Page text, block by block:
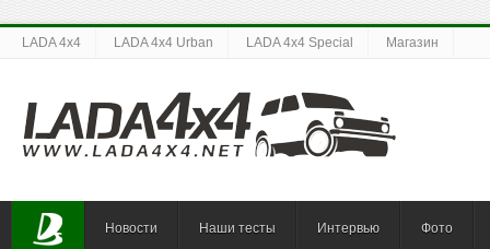
LADA 4x4 LADA 4x4 Urban LADA 4x4 Special Магазин
Новости Наши тесты Интервью Фото